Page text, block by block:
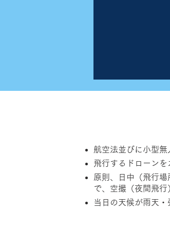
航空法並びに小型
飛行するドローン
原則、日中（飛行
で、空撮（夜間飛行
当日の天候が雨天